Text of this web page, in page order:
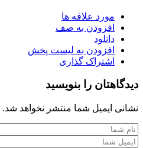
مورد علاقه ها
افزودن به صف
دانلود
افزودن به لیست پخش
اشتراک گذاری
دیدگاهتان را بنویسید
نشانی ایمیل شما منتشر نخواهد شد.